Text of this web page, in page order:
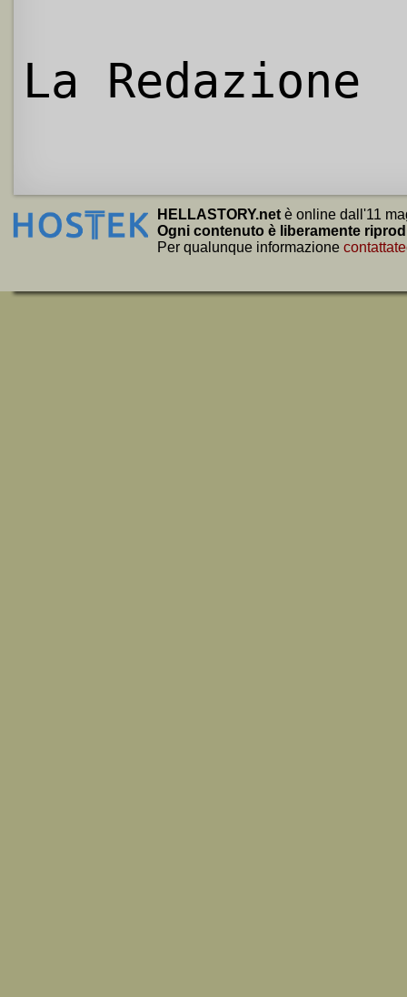
La Redazione
HELLASTORY.net è online dall'11
Ogni contenuto è liberamente
Per qualunque informazione